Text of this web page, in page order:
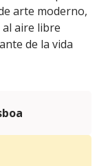
arte moderno,
aire libre
de la vida